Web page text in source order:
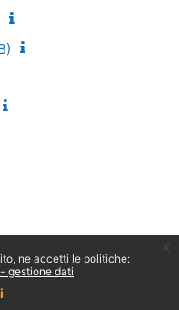
ne accetti le politiche:
gestione dati